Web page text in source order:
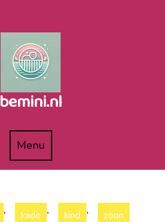
bemini.nl
MenuMenu
, kado , kind , zoon